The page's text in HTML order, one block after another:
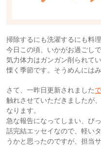
掃除するにも洗濯するにも料
今日この頃、いかがお過ごしで
気力体力はガンガン削られて
慄く季節です。そうめんには
さて、一昨日更新されました
触れさせていただきましたが
なります。
急な報告になってしまい、び
話完結エッセイなので、軽い
うかと思ったのですが、担当